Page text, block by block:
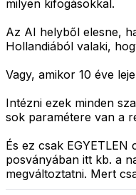
milyen kifogásokkal.
Az AI helyből elesne,
Hollandiából valaki,
Vagy, amikor 10 éve
Intézni ezek minden
sok paramétere van a
És ez csak
posványában itt kb. a
megváltoztatni. Mert